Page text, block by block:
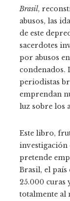
Brasil,
abusos, las
de este
sacerdotes
por abusos
condenados.
periodistas
emprendan
luz sobre los
Este libro,
investigación
pretende
Brasil, el
25.000 curas
totalmente al